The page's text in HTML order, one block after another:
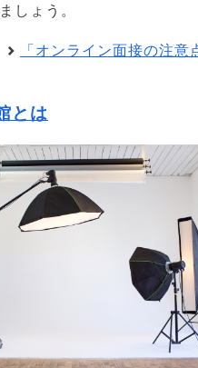
しょう。
「オンライン面接の注意
とは